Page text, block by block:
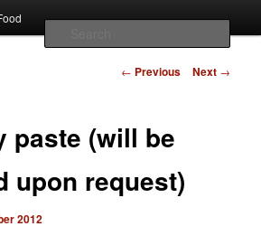
Post
← Previous Next →
paste (will be
upon request)
2012